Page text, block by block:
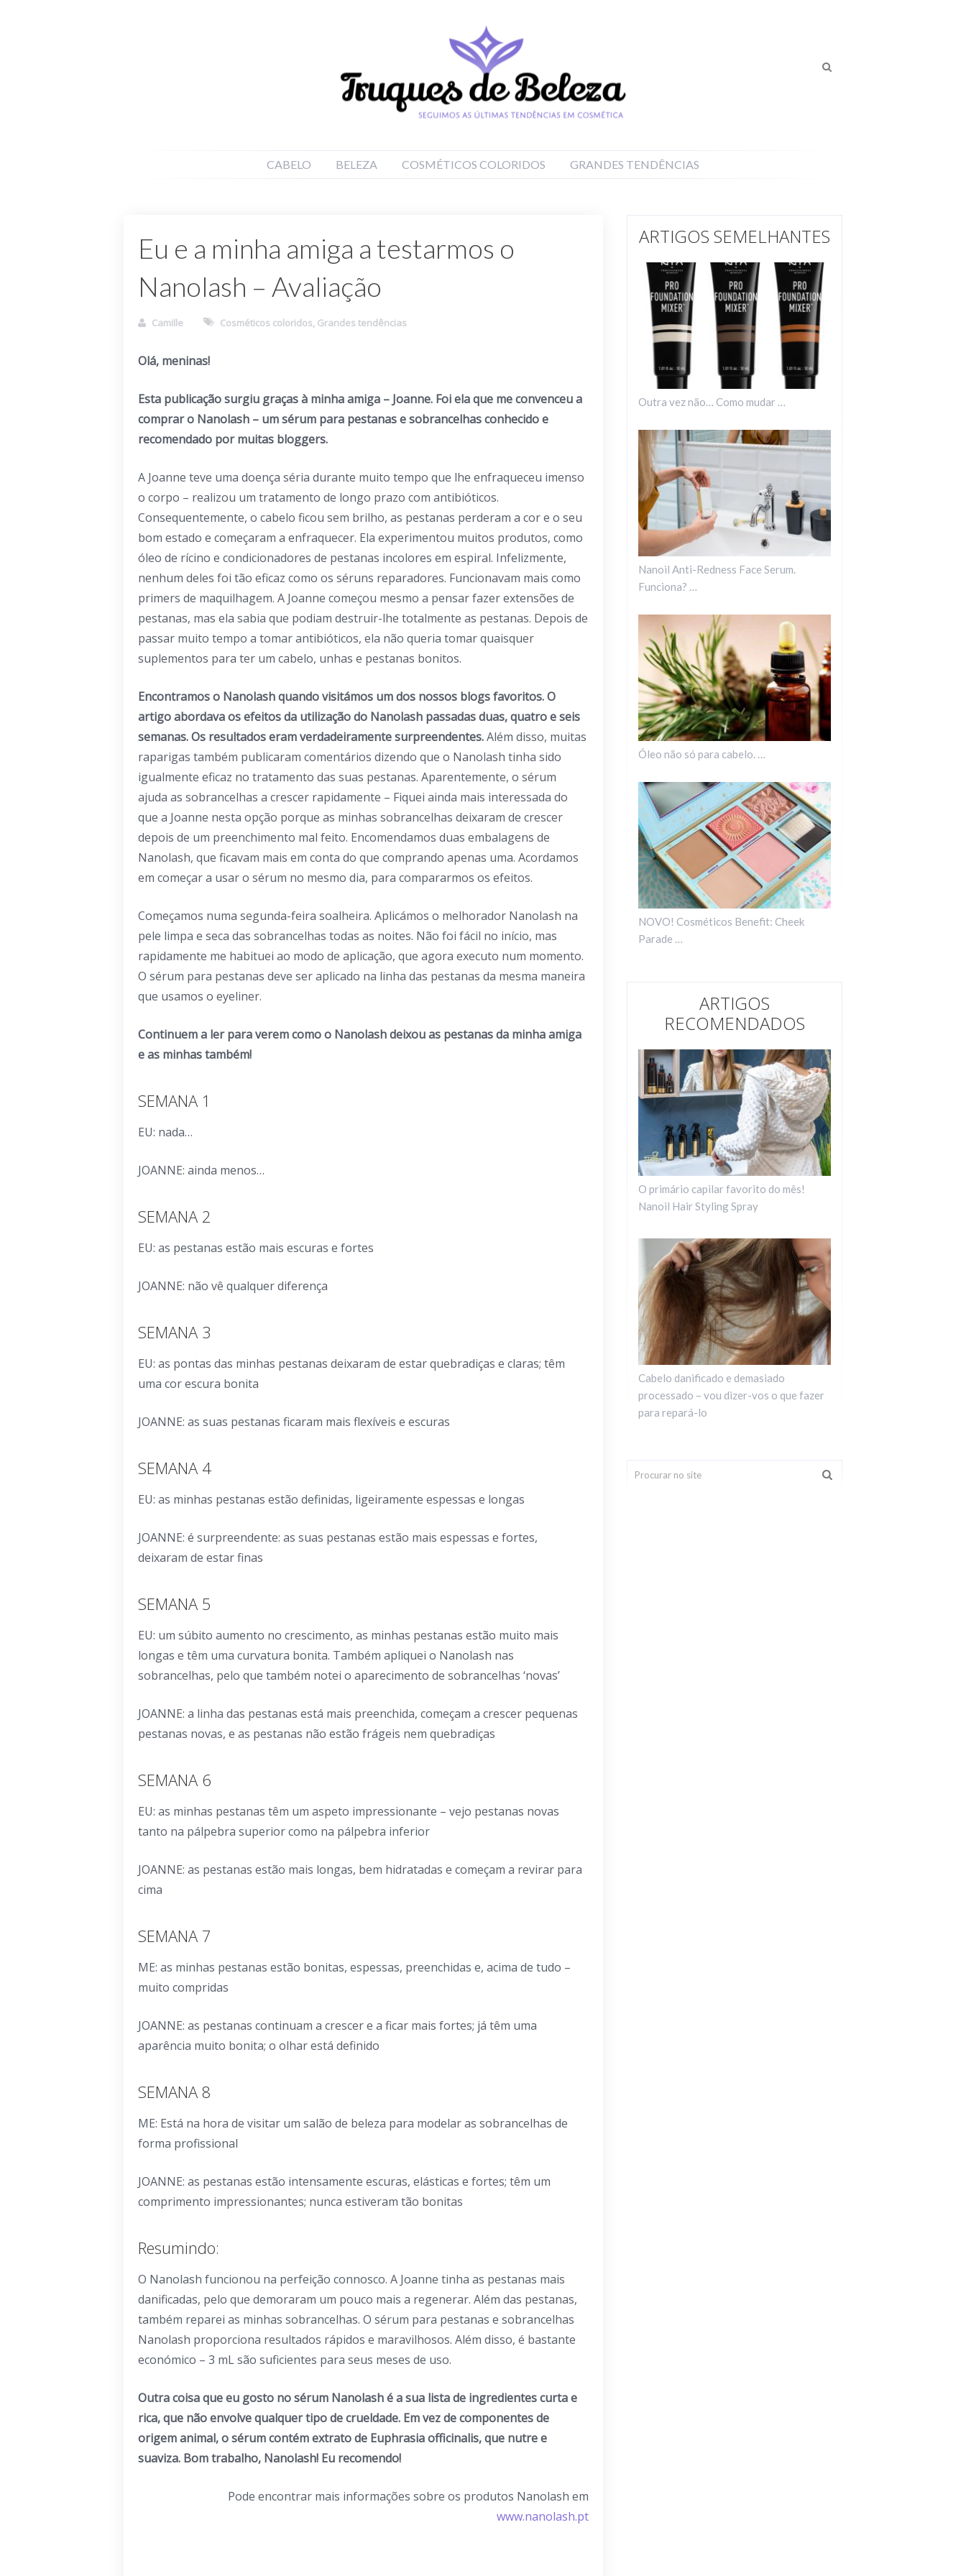
CABELO BELEZA COSMÉTICOS COLORIDOS GRANDES TENDÊNCIAS
Eu e a minha amiga a testarmos o
Nanolash – Avaliação
Camille Cosméticos coloridos, Grandes tendências
Olá, meninas!
Esta publicação surgiu graças à minha amiga – Joanne. Foi ela que me convenceu a
comprar o Nanolash – um sérum para pestanas e sobrancelhas conhecido e
recomendado por muitas bloggers.
A Joanne teve uma doença séria durante muito tempo que lhe enfraqueceu imenso
o corpo – realizou um tratamento de longo prazo com antibióticos.
Consequentemente, o cabelo ficou sem brilho, as pestanas perderam a cor e o seu
bom estado e começaram a enfraquecer. Ela experimentou muitos produtos, como
óleo de rícino e condicionadores de pestanas incolores em espiral. Infelizmente,
nenhum deles foi tão eficaz como os séruns reparadores. Funcionavam mais como
primers de maquilhagem. A Joanne começou mesmo a pensar fazer extensões de
pestanas, mas ela sabia que podiam destruir-lhe totalmente as pestanas. Depois de
passar muito tempo a tomar antibióticos, ela não queria tomar quaisquer
suplementos para ter um cabelo, unhas e pestanas bonitos.
Encontramos o Nanolash quando visitámos um dos nossos blogs favoritos. O
artigo abordava os efeitos da utilização do Nanolash passadas duas, quatro e seis
semanas. Os resultados eram verdadeiramente surpreendentes.Além disso, muitas
raparigas também publicaram comentários dizendo que o Nanolash tinha sido
igualmente eficaz no tratamento das suas pestanas. Aparentemente, o sérum
ajuda as sobrancelhas a crescer rapidamente – Fiquei ainda mais interessada do
que a Joanne nesta opção porque as minhas sobrancelhas deixaram de crescer
depois de um preenchimento mal feito. Encomendamos duas embalagens de
Nanolash, que ficavam mais em conta do que comprando apenas uma. Acordamos
em começar a usar o sérum no mesmo dia, para compararmos os efeitos.
Começamos numa segunda-feira soalheira. Aplicámos o melhorador Nanolash na
pele limpa e seca das sobrancelhas todas as noites. Não foi fácil no início, mas
rapidamente me habituei ao modo de aplicação, que agora executo num momento.
O sérum para pestanas deve ser aplicado na linha das pestanas da mesma maneira
que usamos o eyeliner.
Continuem a ler para verem como o Nanolash deixou as pestanas da minha amiga
e as minhas também!
SEMANA 1
EU: nada…
JOANNE: ainda menos…
SEMANA 2
EU: as pestanas estão mais escuras e fortes
JOANNE: não vê qualquer diferença
SEMANA 3
EU: as pontas das minhas pestanas deixaram de estar quebradiças e claras; têm
uma cor escura bonita
JOANNE: as suas pestanas ficaram mais flexíveis e escuras
SEMANA 4
EU: as minhas pestanas estão definidas, ligeiramente espessas e longas
JOANNE: é surpreendente: as suas pestanas estão mais espessas e fortes,
deixaram de estar finas
SEMANA 5
EU: um súbito aumento no crescimento, as minhas pestanas estão muito mais
longas e têm uma curvatura bonita. Também apliquei o Nanolash nas
sobrancelhas, pelo que também notei o aparecimento de sobrancelhas ‘novas’
JOANNE: a linha das pestanas está mais preenchida, começam a crescer pequenas
pestanas novas, e as pestanas não estão frágeis nem quebradiças
SEMANA 6
EU: as minhas pestanas têm um aspeto impressionante – vejo pestanas novas
tanto na pálpebra superior como na pálpebra inferior
JOANNE: as pestanas estão mais longas, bem hidratadas e começam a revirar para
cima
SEMANA 7
ME: as minhas pestanas estão bonitas, espessas, preenchidas e, acima de tudo –
muito compridas
JOANNE: as pestanas continuam a crescer e a ficar mais fortes; já têm uma
aparência muito bonita; o olhar está definido
SEMANA 8
ME: Está na hora de visitar um salão de beleza para modelar as sobrancelhas de
forma profissional
JOANNE: as pestanas estão intensamente escuras, elásticas e fortes; têm um
comprimento impressionantes; nunca estiveram tão bonitas
Resumindo:
O Nanolash funcionou na perfeição connosco. A Joanne tinha as pestanas mais
danificadas, pelo que demoraram um pouco mais a regenerar. Além das pestanas,
também reparei as minhas sobrancelhas. O sérum para pestanas e sobrancelhas
Nanolash proporciona resultados rápidos e maravilhosos. Além disso, é bastante
económico – 3 mL são suficientes para seus meses de uso.
Outra coisa que eu gosto no sérum Nanolash é a sua lista de ingredientes curta e
rica, que não envolve qualquer tipo de crueldade. Em vez de componentes de
origem animal, o sérum contém extrato de Euphrasia officinalis, que nutre e
suaviza. Bom trabalho, Nanolash! Eu recomendo!
Pode encontrar mais informações sobre os produtos Nanolash em
www.nanolash.pt
ARTIGOS SEMELHANTES
Outra vez não… Como mudar …
Nanoil Anti-Redness Face Serum.
Funciona? …
Óleo não só para cabelo. …
NOVO! Cosméticos Benefit: Cheek
Parade …
ARTIGOS
RECOMENDADOS
O primário capilar favorito do mês!
Nanoil Hair Styling Spray
Cabelo danificado e demasiado
processado – vou dizer-vos o que fazer
para repará-lo